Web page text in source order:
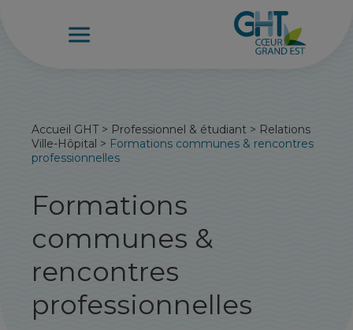
Accueil GHT> Professionnel & étudiant > Relations
Ville-Hôpital > Formations communes & rencontres
professionnelles
Formations
communes &
rencontres
professionnelles